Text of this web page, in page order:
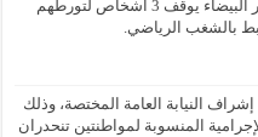
أمن مولاي رشيد بالدار البيضاء يوقف 3 أشخاص لتورطهم
بالشغب الرياضي.
النيابة العامة المختصة، وذلك
المنسوبة لمواطنتين تنحدران